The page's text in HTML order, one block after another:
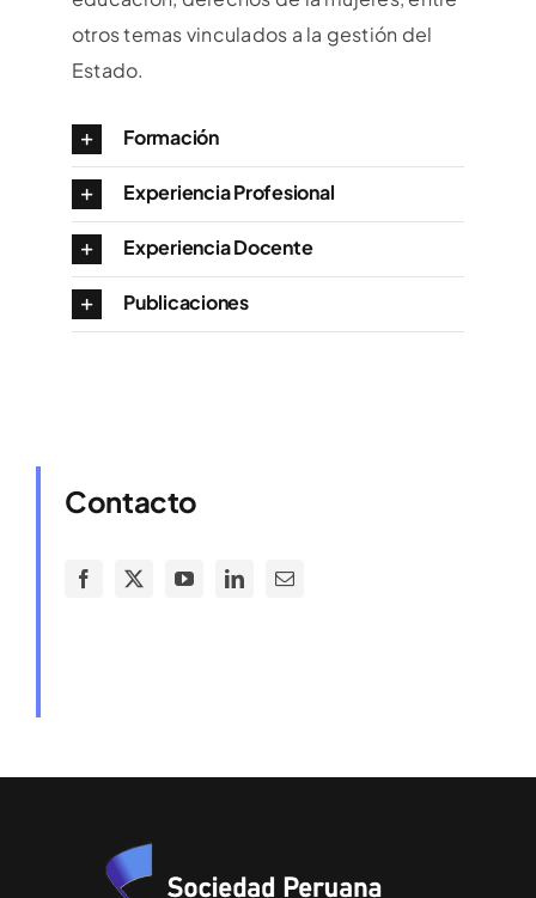
otros temas vinculados a la gestión del
Estado.
Formación
Experiencia Profesional
Experiencia Docente
Publicaciones
Contacto